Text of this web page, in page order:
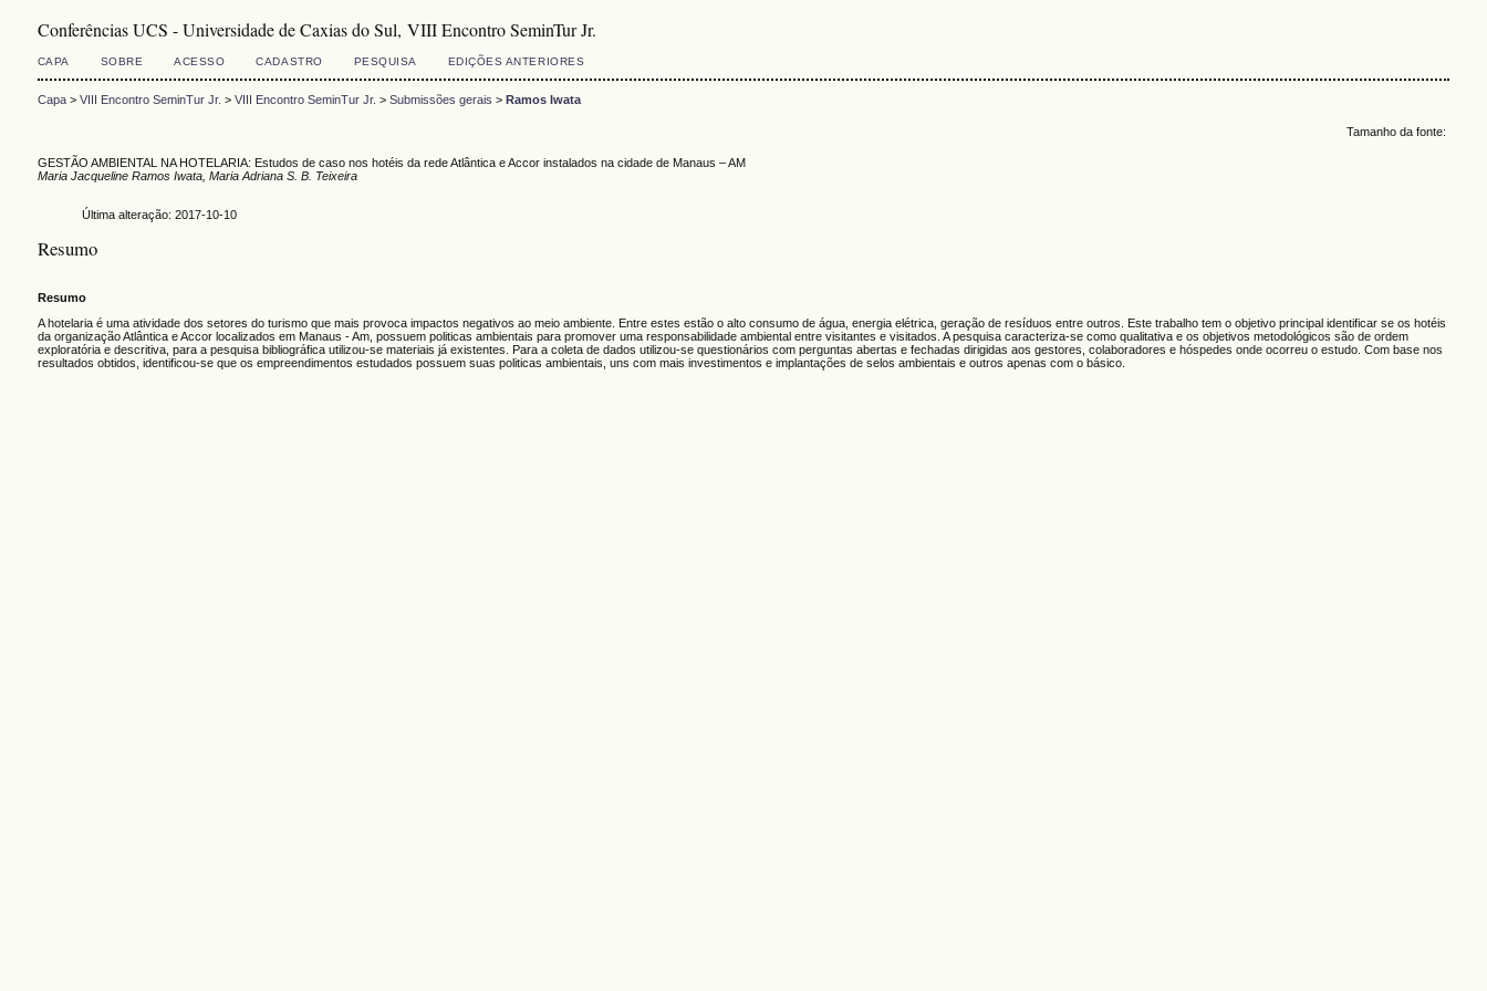
Conferências UCS - Universidade de Caxias do Sul, VIII Encontro SeminTur Jr.
CAPA SOBRE ACESSO CADASTRO PESQUISA EDIÇÕES ANTERIORES
Capa> VIII Encontro SeminTur Jr. > VIII Encontro SeminTur Jr. > Submissões gerais > Ramos Iwata
Tamanho da fonte:
GESTÃO AMBIENTAL NA HOTELARIA: Estudos de caso nos hotéis da rede Atlântica e Accor instalados na cidade de Manaus – AM
Maria Jacqueline Ramos Iwata, Maria Adriana S. B. Teixeira
Última alteração: 2017-10-10
Resumo
Resumo
A hotelaria é uma atividade dos setores do turismo que mais provoca impactos negativos ao meio ambiente. Entre estes estão o alto consumo de água, energia elétrica, geração de resíduos entre outros. Este trabalho tem o objetivo principal identificar se os hotéis
da organização Atlântica e Accor localizados em Manaus - Am, possuem politicas ambientais para promover uma responsabilidade ambiental entre visitantes e visitados. A pesquisa caracteriza-se como qualitativa e os objetivos metodológicos são de ordem
exploratória e descritiva, para a pesquisa bibliográfica utilizou-se materiais já existentes. Para a coleta de dados utilizou-se questionários com perguntas abertas e fechadas dirigidas aos gestores, colaboradores e hóspedes onde ocorreu o estudo. Com base nos
resultados obtidos, identificou-se que os empreendimentos estudados possuem suas politicas ambientais, uns com mais investimentos e implantações de selos ambientais e outros apenas com o básico.